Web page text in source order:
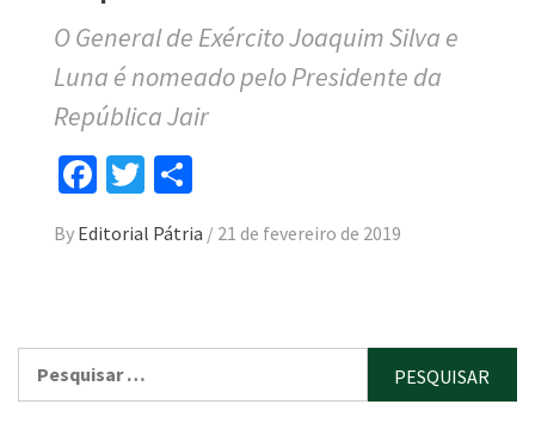
O General de Exército Joaquim Silva e
Luna é nomeado pelo Presidente da
República Jair
Facebook
Twitter
By Editorial Pátria / 21 de fevereiro de 2019
por: